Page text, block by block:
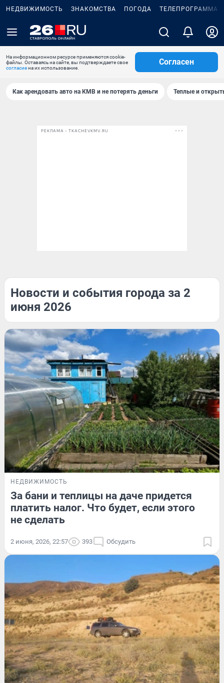
НЕДВИЖИМОСТЬ ЗНАКОМСТВА ПОГОДА ТЕЛЕПРОГРАММА
На информационном ресурсе применяются cookie-
файлы. Оставаясь на сайте, вы подтверждаете свое
согласиена их использование.
Согласен
Как арендовать авто на КМВ и не потерять деньги Теплые и
РЕКЛАМА • TKACHEVKMV.RU
Новости и события города за 2
июня 2026
НЕДВИЖИМОСТЬ
За бани и теплицы на даче придется
платить налог. Что будет, если этого
не сделать
2 июня, 2026, 22:57 393 Обсудить